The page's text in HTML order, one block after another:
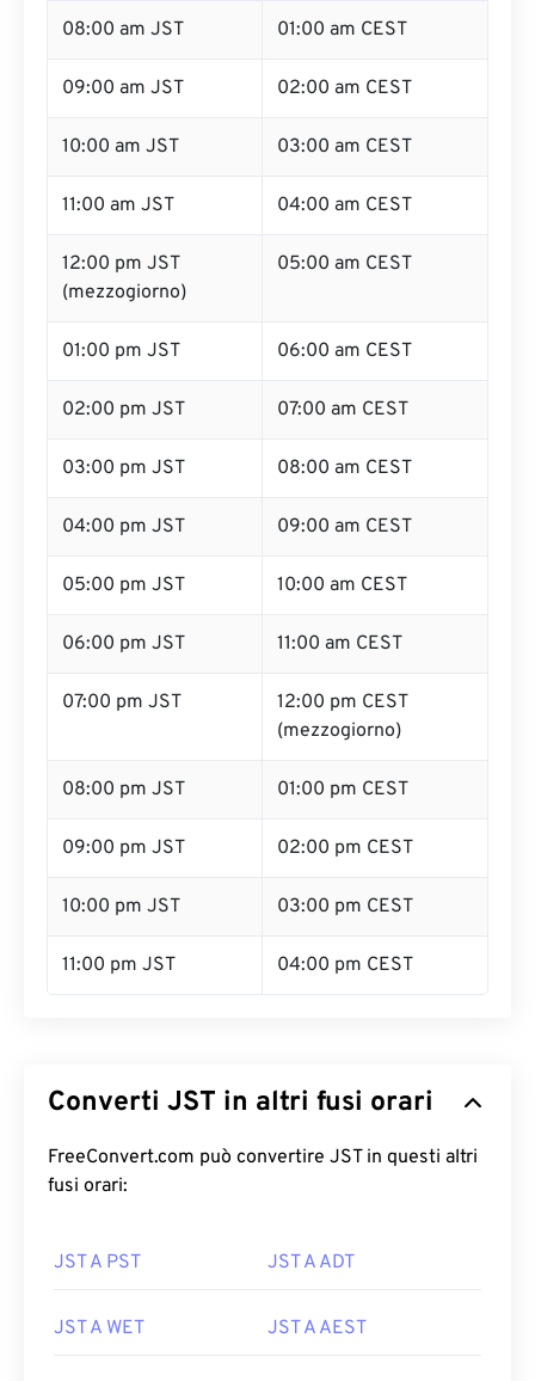
08:00 am JST 01:00 am CEST
09:00 am JST 02:00 am CEST
10:00 am JST 03:00 am CEST
11:00 am JST 04:00 am CEST
12:00 pm JST
(mezzogiorno)
05:00 am CEST
01:00 pm JST 06:00 am CEST
02:00 pm JST 07:00 am CEST
03:00 pm JST 08:00 am CEST
04:00 pm JST 09:00 am CEST
05:00 pm JST 10:00 am CEST
06:00 pm JST 11:00 am CEST
07:00 pm JST
12:00 pm CEST
(mezzogiorno)
08:00 pm JST 01:00 pm CEST
09:00 pm JST 02:00 pm CEST
10:00 pm JST 03:00 pm CEST
11:00 pm JST 04:00 pm CEST
Converti JST in altri fusi orari
FreeConvert.com può convertire JST in questi altri
fusi orari:
JST A PST JST A ADT
JST A WET JST A AEST